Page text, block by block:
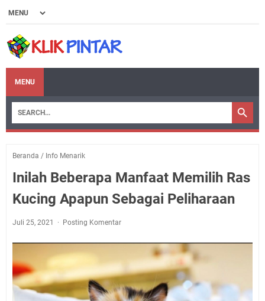
MENU
Beranda / Info Menarik
Inilah Beberapa Manfaat Memilih Ras
Kucing Apapun Sebagai Peliharaan
Juli 25, 2021 Posting Komentar